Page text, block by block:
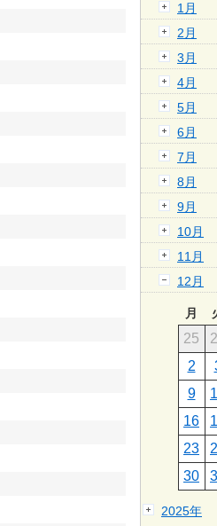
1月
2月
3月
4月
5月
6月
7月
8月
9月
10月
11月
12月
月
25
2
9
16
23
30
2025年